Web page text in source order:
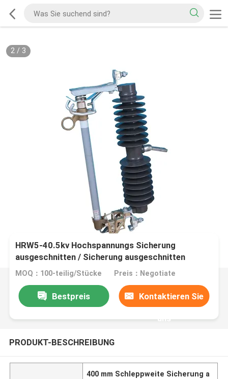
2/ 3
HRW5-40.5kv Hochspannungs Sicherung
ausgeschnitten / Sicherung ausgeschnitten
MOQ：100-teilig/Stücke Preis：Negotiate
Bestpreis Kontaktieren Sie
uns
PRODUKT-BESCHREIBUNG
400 mm Schleppweite Sicherung a